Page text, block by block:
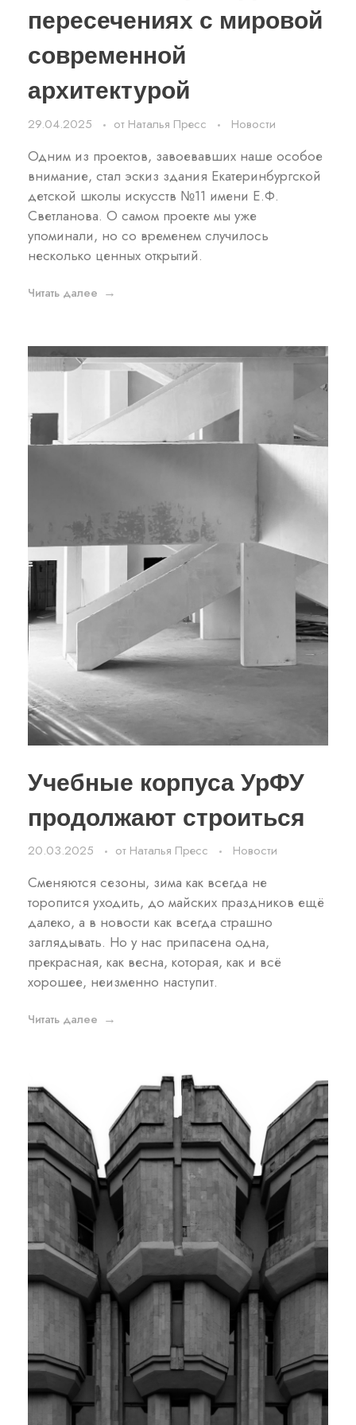
пересечениях с мировой
современной
архитектурой
29.04.2025 от Наталья Пресс Новости
Одним из проектов, завоевавших наше особое
внимание, стал эскиз здания Екатеринбургской
детской школы искусств №11 имени Е.Ф.
Светланова. О самом проекте мы уже
упоминали, но со временем случилось
несколько ценных открытий.
Читать далее
Учебные корпуса УрФУ
продолжают строиться
20.03.2025 от Наталья Пресс Новости
Сменяются сезоны, зима как всегда не
торопится уходить, до майских праздников ещё
далеко, а в новости как всегда страшно
заглядывать. Но у нас припасена одна,
прекрасная, как весна, которая, как и всё
хорошее, неизменно наступит.
Читать далее